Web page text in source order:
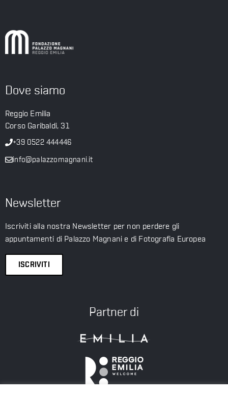
Dove siamo
Reggio Emilia
Corso Garibaldi, 31
+39 0522 444446
info@palazzomagnani.it
Newsletter
Iscriviti alla nostra Newsletter per non perdere gli
appuntamenti di Palazzo Magnani e di Fotografia Europea
ISCRIVITI
Partner di